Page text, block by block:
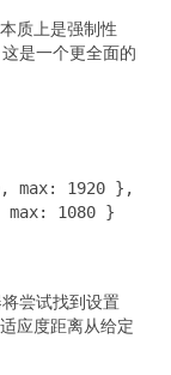
质上是强制性
是一个更全面的
1920 },
1080 }
尝试找到设置
应度距离从给定